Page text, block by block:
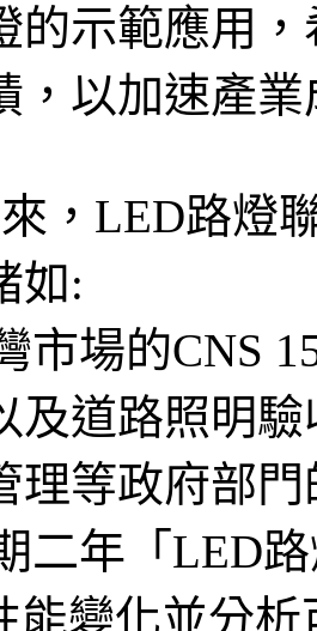
的示範應用
，以加速產
，LED路燈
如:
市場的CNS
及道路照明
理等政府部門
二年「LED
能變化並分